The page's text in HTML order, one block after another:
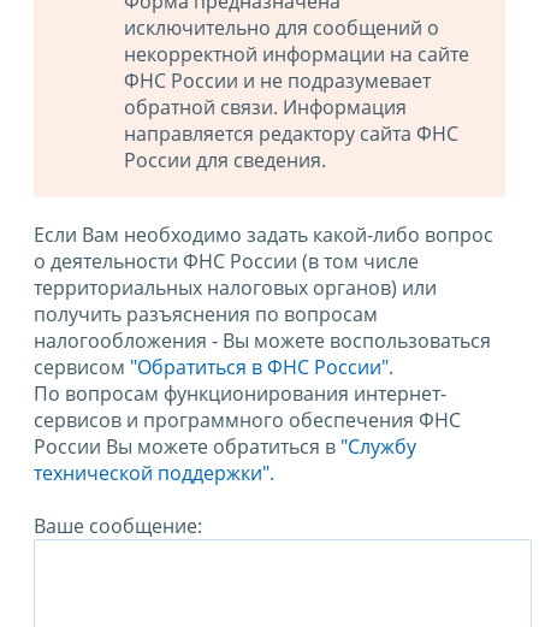
исключительно для сообщений о
некорректной информации на сайте
ФНС России и не подразумевает
обратной связи. Информация
направляется редактору сайта ФНС
России для сведения.
Если Вам необходимо задать какой-либо вопрос
о деятельности ФНС России (в том числе
территориальных налоговых органов) или
получить разъяснения по вопросам
налогообложения - Вы можете воспользоваться
сервисом "Обратиться в ФНС России".
По вопросам функционирования интернет-
сервисов и программного обеспечения ФНС
России Вы можете обратиться в "Службу
технической поддержки".
Ваше сообщение: